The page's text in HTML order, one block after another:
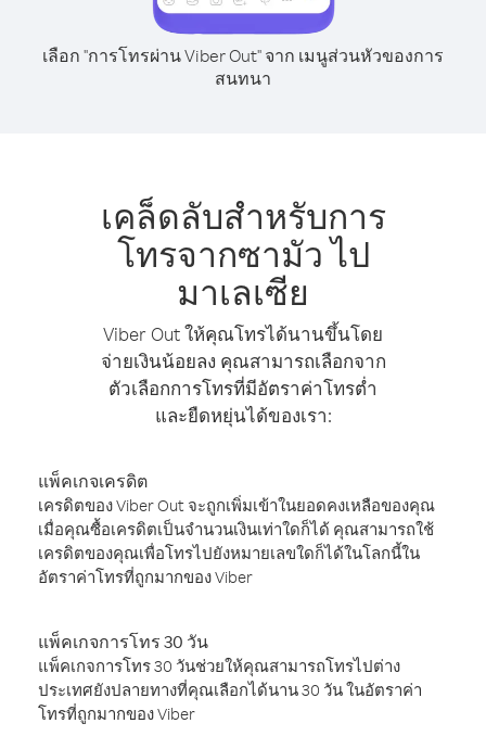
เลือก "การโทรผ่าน Viber Out" จาก เมนูส่วนหัวของการ
สนทนา
เคล็ดลับสำหรับการ
โทรจากซามัว ไป
มาเลเซีย
Viber Out ให้คุณโทรได้นานขึ้นโดย
จ่ายเงินน้อยลง คุณสามารถเลือกจาก
ตัวเลือกการโทรที่มีอัตราค่าโทรต่ำ
และยืดหยุ่นได้ของเรา:
แพ็คเกจเครดิต
เครดิตของ Viber Out จะถูกเพิ่มเข้าในยอดคงเหลือของคุณ
เมื่อคุณซื้อเครดิตเป็นจำนวนเงินเท่าใดก็ได้ คุณสามารถใช้
เครดิตของคุณเพื่อโทรไปยังหมายเลขใดก็ได้ในโลกนี้ใน
อัตราค่าโทรที่ถูกมากของ Viber
แพ็คเกจการโทร 30 วัน
แพ็คเกจการโทร 30 วันช่วยให้คุณสามารถโทรไปต่าง
ประเทศยังปลายทางที่คุณเลือกได้นาน 30 วัน ในอัตราค่า
โทรที่ถูกมากของ Viber